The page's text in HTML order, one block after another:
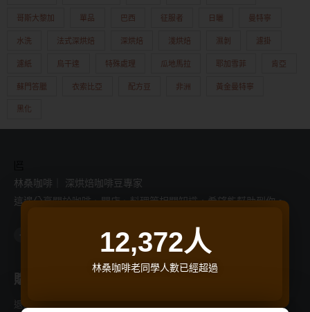
哥斯大黎加 單品 巴西 征服者 日曬 曼特寧
水洗 法式深烘焙 深烘焙 淺烘焙 濕剝 濾掛
濾紙 烏干達 特殊處理 瓜地馬拉 耶加雪菲 肯亞
蘇門答臘 衣索比亞 配方豆 非洲 黃金曼特寧
黑化
林桑咖啡｜ 深烘焙咖啡豆專家
這邊分享關於咖啡、開店、料理等相關知識，希望能幫助到你。
k
-
b
e
h
r
e
d
s
購物支援
退換貨流程
林桑咖啡老同學人數已經超過
12,372人